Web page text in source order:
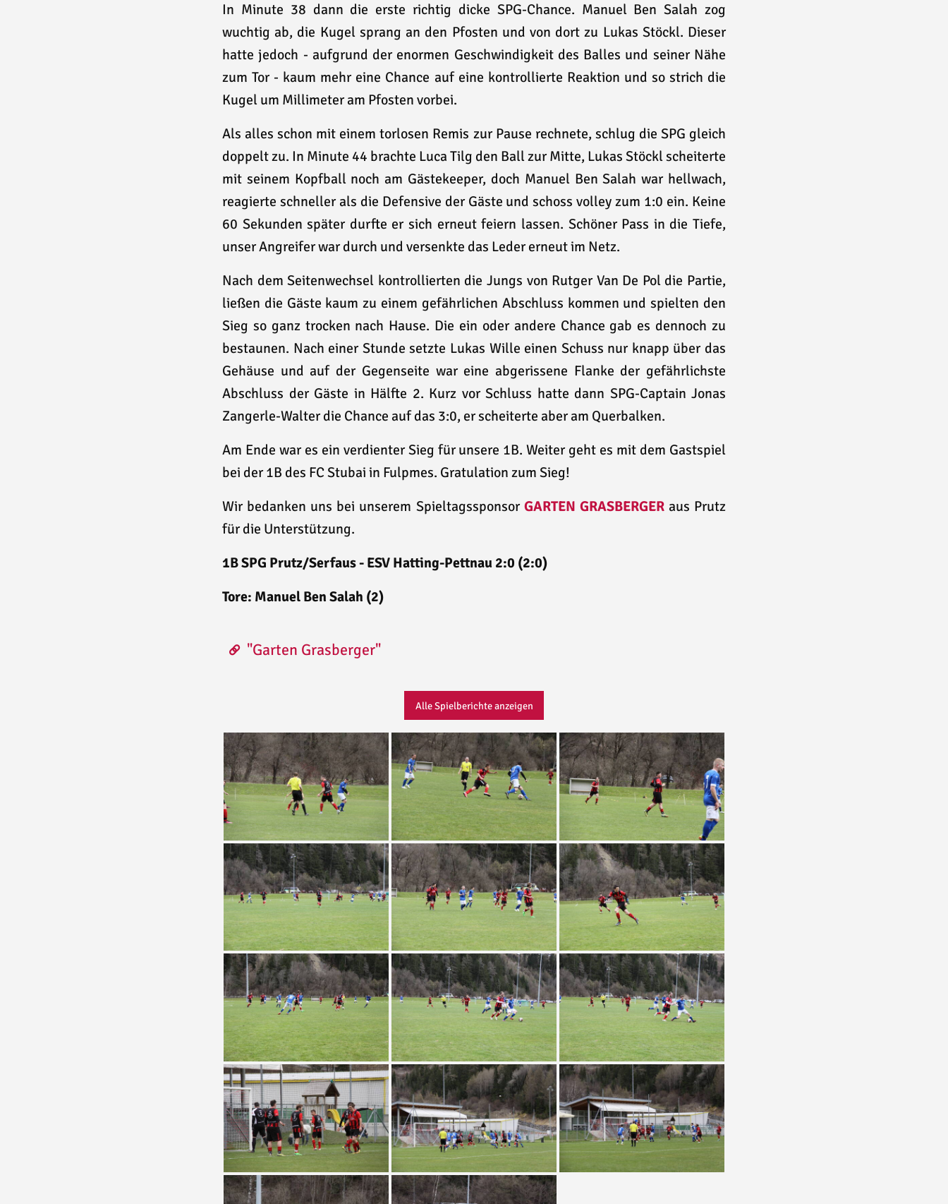
In Minute 38 dann die erste richtig dicke SPG-Chance. Manuel Ben Salah zog
wuchtig ab, die Kugel sprang an den Pfosten und von dort zu Lukas Stöckl. Dieser
hatte jedoch - aufgrund der enormen Geschwindigkeit des Balles und seiner Nähe
zum Tor - kaum mehr eine Chance auf eine kontrollierte Reaktion und so strich die
Kugel um Millimeter am Pfosten vorbei.
Als alles schon mit einem torlosen Remis zur Pause rechnete, schlug die SPG gleich
doppelt zu. In Minute 44 brachte Luca Tilg den Ball zur Mitte, Lukas Stöckl scheiterte
mit seinem Kopfball noch am Gästekeeper, doch Manuel Ben Salah war hellwach,
reagierte schneller als die Defensive der Gäste und schoss volley zum 1:0 ein. Keine
60 Sekunden später durfte er sich erneut feiern lassen. Schöner Pass in die Tiefe,
unser Angreifer war durch und versenkte das Leder erneut im Netz.
Nach dem Seitenwechsel kontrollierten die Jungs von Rutger Van De Pol die Partie,
ließen die Gäste kaum zu einem gefährlichen Abschluss kommen und spielten den
Sieg so ganz trocken nach Hause. Die ein oder andere Chance gab es dennoch zu
bestaunen. Nach einer Stunde setzte Lukas Wille einen Schuss nur knapp über das
Gehäuse und auf der Gegenseite war eine abgerissene Flanke der gefährlichste
Abschluss der Gäste in Hälfte 2. Kurz vor Schluss hatte dann SPG-Captain Jonas
Zangerle-Walter die Chance auf das 3:0, er scheiterte aber am Querbalken.
Am Ende war es ein verdienter Sieg für unsere 1B. Weiter geht es mit dem Gastspiel
bei der 1B des FC Stubai in Fulpmes. Gratulation zum Sieg!
Wir bedanken uns bei unserem Spieltagssponsor GARTEN GRASBERGERaus Prutz
für die Unterstützung.
1B SPG Prutz/Serfaus - ESV Hatting-Pettnau 2:0 (2:0)
Tore: Manuel Ben Salah (2)
"Garten Grasberger"
Alle Spielberichte anzeigen